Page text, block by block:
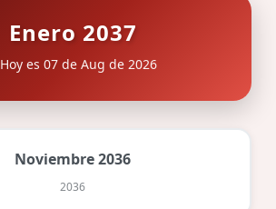
Enero 2037
Hoy es 07 de Aug de 2026
Noviembre 2036
2036